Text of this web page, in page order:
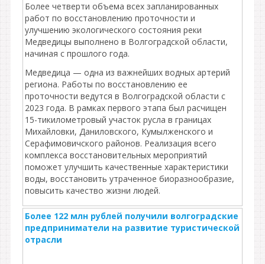
Более четверти объема всех запланированных
работ по восстановлению проточности и
улучшению экологического состояния реки
Медведицы выполнено в Волгоградской области,
начиная с прошлого года.
Медведица — одна из важнейших водных артерий
региона. Работы по восстановлению ее
проточности ведутся в Волгоградской области с
2023 года. В рамках первого этапа был расчищен
15-тикилометровый участок русла в границах
Михайловки, Даниловского, Кумылженского и
Серафимовичского районов. Реализация всего
комплекса восстановительных мероприятий
поможет улучшить качественные характеристики
воды, восстановить утраченное биоразнообразие,
повысить качество жизни людей.
Более 122 млн рублей получили волгоградские
предприниматели на развитие туристической
отрасли